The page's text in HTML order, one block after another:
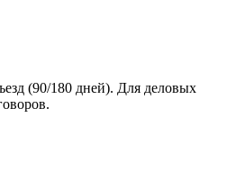
(90/180 дней). Для деловых